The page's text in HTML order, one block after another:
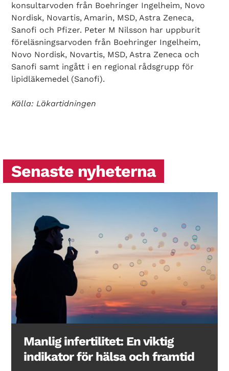
konsultarvoden från Boehringer Ingelheim, Novo
Nordisk, Novartis, Amarin, MSD, Astra Zeneca,
Sanofi och Pfizer. Peter M Nilsson har uppburit
föreläsningsarvoden från Boehringer Ingelheim,
Novo Nordisk, Novartis, MSD, Astra Zeneca och
Sanofi samt ingått i en regional rådsgrupp för
lipidläkemedel (Sanofi).
Källa: Läkartidningen
Senaste nyheterna
Manlig infertilitet: En viktig
indikator för hälsa och framtid